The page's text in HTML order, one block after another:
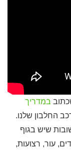
במדריך
בערך ל-30% מהרכב החלבון שלנו.
שיש בגוף
עור, רצועות,